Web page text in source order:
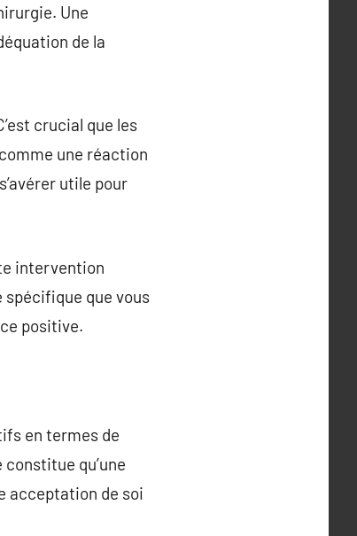
Une
de la
crucial que les
une réaction
utile pour
intervention
spécifique que vous
positive.
en termes de
qu’une
acceptation de soi